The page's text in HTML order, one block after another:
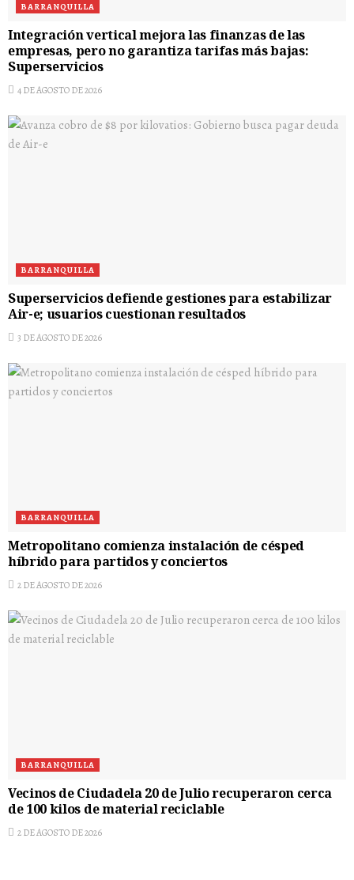
BARRANQUILLA
Integración vertical mejora las finanzas de las
empresas, pero no garantiza tarifas más bajas:
Superservicios
4 DE AGOSTO DE 2026
BARRANQUILLA
Superservicios defiende gestiones para estabilizar
Air-e; usuarios cuestionan resultados
3 DE AGOSTO DE 2026
BARRANQUILLA
Metropolitano comienza instalación de césped
híbrido para partidos y conciertos
2 DE AGOSTO DE 2026
BARRANQUILLA
Vecinos de Ciudadela 20 de Julio recuperaron cerca
de 100 kilos de material reciclable
2 DE AGOSTO DE 2026